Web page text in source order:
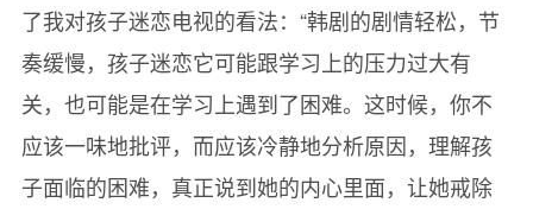
了我对孩子迷恋电视的看法：“韩剧的剧情轻松，节
奏缓慢，孩子迷恋它可能跟学习上的压力过大有
关，也可能是在学习上遇到了困难。这时候，你不
应该一味地批评，而应该冷静地分析原因，理解孩
子面临的困难，真正说到她的内心里面，让她戒除